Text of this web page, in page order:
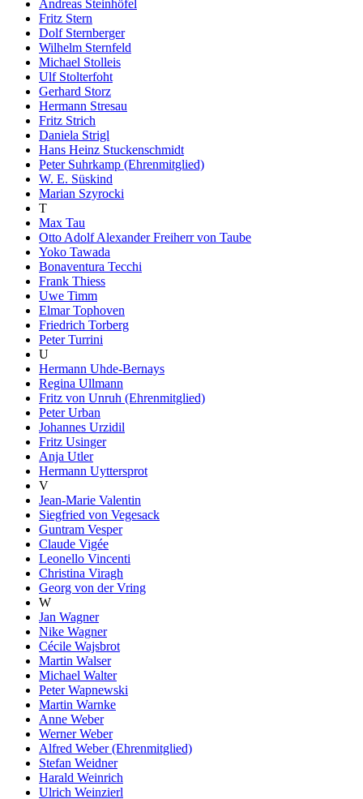
Andreas Steinhöfel
Fritz Stern
Dolf Sternberger
Wilhelm Sternfeld
Michael Stolleis
Ulf Stolterfoht
Gerhard Storz
Hermann Stresau
Fritz Strich
Daniela Strigl
Hans Heinz Stuckenschmidt
Peter Suhrkamp (Ehrenmitglied)
W. E. Süskind
Marian Szyrocki
T
Max Tau
Otto Adolf Alexander Freiherr von Taube
Yoko Tawada
Bonaventura Tecchi
Frank Thiess
Uwe Timm
Elmar Tophoven
Friedrich Torberg
Peter Turrini
U
Hermann Uhde-Bernays
Regina Ullmann
Fritz von Unruh (Ehrenmitglied)
Peter Urban
Johannes Urzidil
Fritz Usinger
Anja Utler
Hermann Uyttersprot
V
Jean-Marie Valentin
Siegfried von Vegesack
Guntram Vesper
Claude Vigée
Leonello Vincenti
Christina Viragh
Georg von der Vring
W
Jan Wagner
Nike Wagner
Cécile Wajsbrot
Martin Walser
Michael Walter
Peter Wapnewski
Martin Warnke
Anne Weber
Werner Weber
Alfred Weber (Ehrenmitglied)
Stefan Weidner
Harald Weinrich
Ulrich Weinzierl